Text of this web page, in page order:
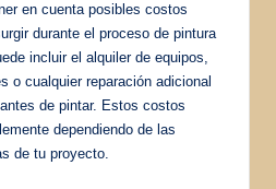
en cuenta posibles costos
durante el proceso de pintura
incluir el alquiler de equipos,
o cualquier reparación adicional
de pintar. Estos costos
dependiendo de las
de tu proyecto.